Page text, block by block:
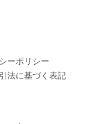
ーポリシー
法に基づく表記